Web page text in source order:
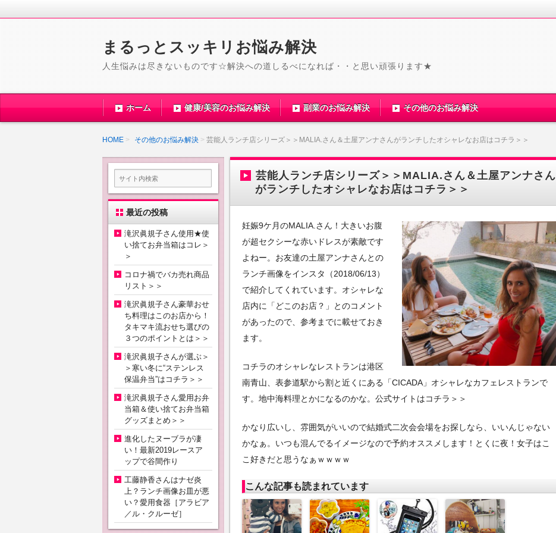
まるっとスッキリお悩み解決
人生悩みは尽きないものです☆解決への道しるべになれば・・と思い頑張ります★
ホーム 健康/美容のお悩み解決 副業のお悩み解決 その他のお悩み解決
HOME その他のお悩み解決 芸能人ランチ店シリーズ＞＞MALIA.さん＆土屋アンナさんがランチしたオシャレなお店はコチラ＞＞
芸能人ランチ店シリーズ＞＞MALIA.さん＆土屋アンナさん
がランチしたオシャレなお店はコチラ＞＞
妊娠9ケ月のMALIA.さん！大きいお腹
が超セクシーな赤いドレスが素敵です
よねー。お友達の土屋アンナさんとの
ランチ画像をインスタ（2018/06/13）
で紹介してくれています。オシャレな
店内に「どこのお店？」とのコメント
があったので、参考までに載せておき
ます。
コチラのオシャレなレストランは港区
南青山、表参道駅から割と近くにある「CICADA」オシャレなカフェレストランで
す。地中海料理とかになるのかな。公式サイトはコチラ＞＞
かなり広いし、雰囲気がいいので結婚式二次会会場をお探しなら、いいんじゃない
かなぁ。いつも混んでるイメージなので予約オススメします！とくに夜！女子はこ
こ好きだと思うなぁｗｗｗｗ
こんな記事も読まれています
最近の投稿
滝沢眞規子さん使用★使
い捨てお弁当箱はコレ＞
＞
コロナ禍でバカ売れ商品
リスト＞＞
滝沢眞規子さん豪華おせ
ち料理はこのお店から！
タキマキ流おせち選びの
３つのポイントとは＞＞
滝沢眞規子さんが選ぶ＞
＞寒い冬に“ステンレス
保温弁当”はコチラ＞＞
滝沢眞規子さん愛用お弁
当箱＆使い捨てお弁当箱
グッズまとめ＞＞
進化したヌーブラが凄
い！最新2019レースア
ップで谷間作り
工藤静香さんはナゼ炎
上？ランチ画像お皿が悪
い？愛用食器［アラビア
／ル・クルーゼ］